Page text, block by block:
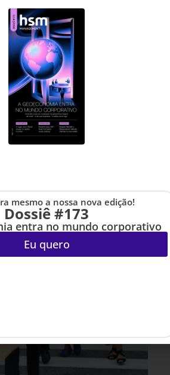
autonomia, segurança
das relações influenciam
das pessoas para
e gerar resultados
-
e 3 MINUTOS MIN DE LEITURA
mesmo a nossa nova edição!
Dossiê #173
entra no mundo corporativo
Eu quero